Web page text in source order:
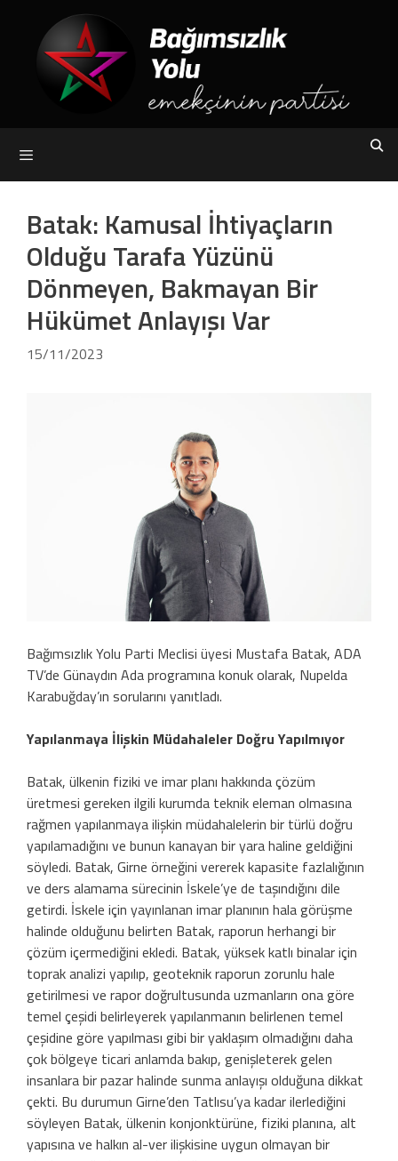
content
Batak: Kamusal İhtiyaçların
Olduğu Tarafa Yüzünü
Dönmeyen, Bakmayan Bir
Hükümet Anlayışı Var
15/11/2023
Bağımsızlık Yolu Parti Meclisi üyesi Mustafa Batak, ADA
TV’de Günaydın Ada programına konuk olarak, Nupelda
Karabuğday’ın sorularını yanıtladı.
Yapılanmaya İlişkin Müdahaleler Doğru Yapılmıyor
Batak, ülkenin fiziki ve imar planı hakkında çözüm
üretmesi gereken ilgili kurumda teknik eleman olmasına
rağmen yapılanmaya ilişkin müdahalelerin bir türlü doğru
yapılamadığını ve bunun kanayan bir yara haline geldiğini
söyledi. Batak, Girne örneğini vererek kapasite fazlalığının
ve ders alamama sürecinin İskele’ye de taşındığını dile
getirdi. İskele için yayınlanan imar planının hala görüşme
halinde olduğunu belirten Batak, raporun herhangi bir
çözüm içermediğini ekledi. Batak, yüksek katlı binalar için
toprak analizi yapılıp, geoteknik raporun zorunlu hale
getirilmesi ve rapor doğrultusunda uzmanların ona göre
temel çeşidi belirleyerek yapılanmanın belirlenen temel
çeşidine göre yapılması gibi bir yaklaşım olmadığını daha
çok bölgeye ticari anlamda bakıp, genişleterek gelen
insanlara bir pazar halinde sunma anlayışı olduğuna dikkat
çekti. Bu durumun Girne’den Tatlısu’ya kadar ilerlediğini
söyleyen Batak, ülkenin konjonktürüne, fiziki planına, alt
yapısına ve halkın al-ver ilişkisine uygun olmayan bir